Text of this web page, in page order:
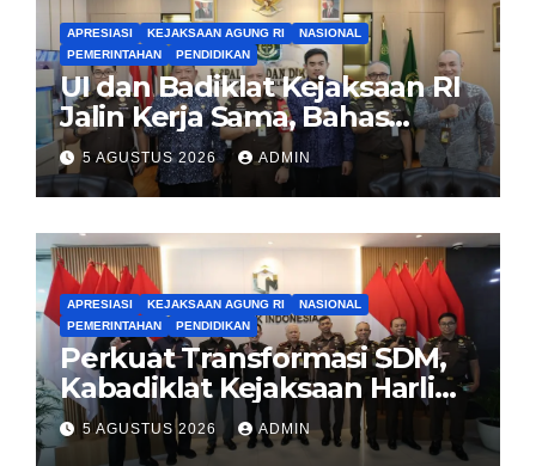
APRESIASI KEJAKSAAN AGUNG RI
NASIONAL
PEMERINTAHAN
PENDIDIKAN
UI dan Badiklat Kejaksaan RI
Jalin Kerja Sama, Bahas
Pembentukan Pusat Studi
Kajian Kejaksaan
5 AGUSTUS 2026 ADMIN
APRESIASI KEJAKSAAN AGUNG RI
NASIONAL
PEMERINTAHAN
PENDIDIKAN
Perkuat Transformasi SDM,
Kabadiklat Kejaksaan Harli
Siregar Jalin Sinergi dengan
LAN RI
5 AGUSTUS 2026 ADMIN